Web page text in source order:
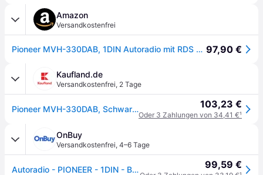
Amazon
Versandkostenfrei
Pioneer MVH-330DAB, 1DIN Autoradio mit RDS und DAB+, USB, AUX-Eingang, Bluetooth, geringe Einbautiefe 97,90 €
Kaufland.de
Versandkostenfrei, 2 Tage
Pioneer MVH-330DAB, Schwarz, 1 DIN, 200 W, 50 W, Android, AAC, FLAC, WAV, WMA 103,23 €
Oder 3 Zahlungen von 34,41 €¹
OnBuy
Versandkostenfrei, 4–6 Tage
Autoradio - PIONEER - 1DIN - Bluetooth - DAB - USB 99,59 €